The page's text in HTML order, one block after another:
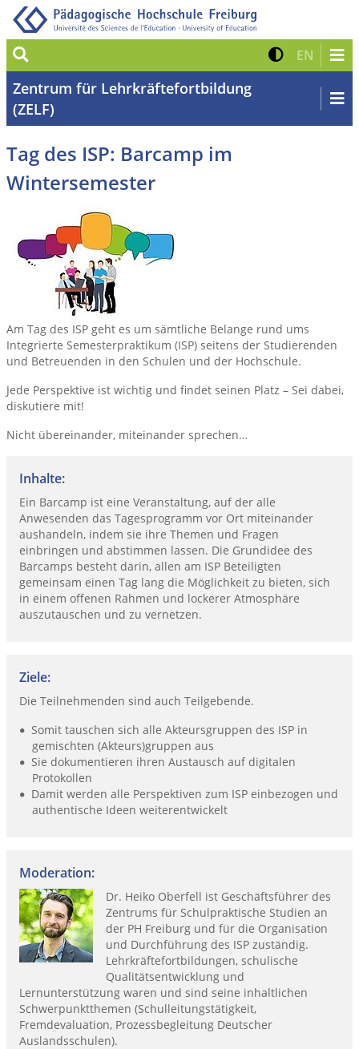
Suche Kontrast
EN Zur
Zentrum für Lehrkräftefortbildung
(ZELF)
Tag des ISP: Barcamp im
Wintersemester
Am Tag des ISP geht es um sämtliche Belange rund ums
Integrierte Semesterpraktikum (ISP) seitens der Studierenden
und Betreuenden in den Schulen und der Hochschule.
Jede Perspektive ist wichtig und findet seinen Platz – Sei dabei,
diskutiere mit!
Nicht übereinander, miteinander sprechen…
Inhalte:
Ein Barcamp ist eine Veranstaltung, auf der alle
Anwesenden das Tagesprogramm vor Ort miteinander
aushandeln, indem sie ihre Themen und Fragen
einbringen und abstimmen lassen. Die Grundidee des
Barcamps besteht darin, allen am ISP Beteiligten
gemeinsam einen Tag lang die Möglichkeit zu bieten, sich
in einem offenen Rahmen und lockerer Atmosphäre
auszutauschen und zu vernetzen.
Ziele:
Die Teilnehmenden sind auch Teilgebende.
Somit tauschen sich alle Akteursgruppen des ISP in
gemischten (Akteurs)gruppen aus
Sie dokumentieren ihren Austausch auf digitalen
Protokollen
Damit werden alle Perspektiven zum ISP einbezogen und
authentische Ideen weiterentwickelt
Moderation:
Dr. Heiko Oberfell ist Geschäftsführer des
Zentrums für Schulpraktische Studien an
der PH Freiburg und für die Organisation
und Durchführung des ISP zuständig.
Lehrkräftefortbildungen, schulische
Qualitätsentwicklung und
Lernunterstützung waren und sind seine inhaltlichen
Schwerpunktthemen (Schulleitungstätigkeit,
Fremdevaluation, Prozessbegleitung Deutscher
Auslandsschulen).